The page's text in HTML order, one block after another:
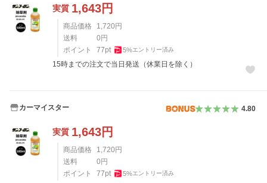
実質 1,643円
商品価格 1,720 円
送料
0 円
ポイント
77pt 5%エントリー済み
15時までの注文で当日発送（休業日を除く）
カーマイスター 4.80
実質 1,643円
商品価格 1,720 円
送料
0 円
ポイント
77pt 5%エントリー済み